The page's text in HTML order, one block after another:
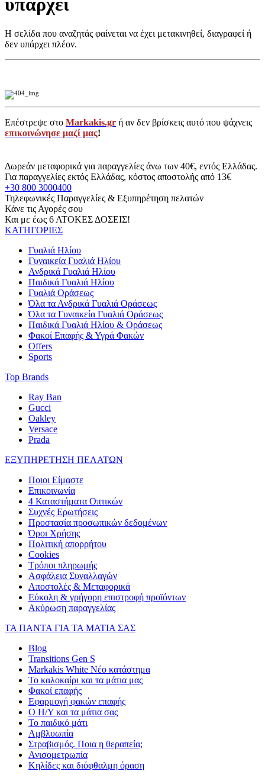
υπάρχει
Η σελίδα που αναζητάς φαίνεται να έχει μετακινηθεί, διαγραφεί ή
δεν υπάρχει πλέον.
Επέστρεψε στο Markakis.gr ή αν δεν βρίσκεις αυτό που ψάχνεις
επικοινώνησε μαζί μας!
Δωρεάν μεταφορικά για παραγγελίες άνω των 40€, εντός Ελλάδας.
Για παραγγελίες εκτός Ελλάδας, κόστος αποστολής από 13€
+30 800 3000400
Τηλεφωνικές Παραγγελίες & Εξυπηρέτηση πελατών
Κάνε τις Αγορές σου
Και με έως 6 ΑΤΟΚΕΣ ΔΟΣΕΙΣ!
ΚΑΤΗΓΟΡΙΕΣ
Γυαλιά Ηλίου
Γυναικεία Γυαλιά Ηλίου
Ανδρικά Γυαλιά Ηλίου
Παιδικά Γυαλιά Ηλίου
Γυαλιά Οράσεως
Όλα τα Ανδρικά Γυαλιά Οράσεως
Όλα τα Γυναικεία Γυαλιά Οράσεως
Παιδικά Γυαλιά Ηλίου & Οράσεως
Φακοί Επαφής & Υγρά Φακών
Offers
Sports
Top Brands
Ray Ban
Gucci
Oakley
Versace
Prada
ΕΞΥΠΗΡΕΤΗΣΗ ΠΕΛΑΤΩΝ
Ποιοι Είμαστε
Επικοινωνία
4 Καταστήματα Οπτικών
Συχνές Ερωτήσεις
Προστασία προσωπικών δεδομένων
Όροι Χρήσης
Πολιτική απορρήτου
Cookies
Τρόποι πληρωμής
Ασφάλεια Συναλλαγών
Αποστολές & Μεταφορικά
Εύκολη & γρήγορη επιστροφή προϊόντων
Ακύρωση παραγγελίας
ΤΑ ΠΑΝΤΑ ΓΙΑ ΤΑ ΜΑΤΙΑ ΣΑΣ
Blog
Transitions Gen S
Markakis White Νέο κατάστημα
Το καλοκαίρι και τα μάτια μας
Φακοί επαφής
Εφαρμογή φακών επαφής
Ο Η/Υ και τα μάτια σας
Το παιδικό μάτι
Αμβλυωπία
Στραβισμός. Ποια η θεραπεία;
Ανισομετρωπία
Κηλίδες και διόφθαλμη όραση